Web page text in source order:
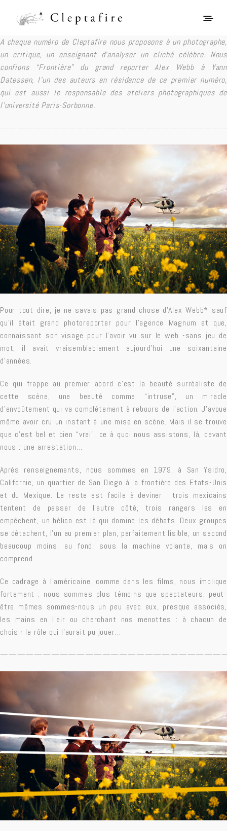
A chaque numéro de Cleptafire nous proposons à un photographe,
un critique, un enseignant d’analyser un cliché célèbre. Nous
confions “Frontière” du grand reporter Alex Webb à Yann
Datessen, l’un des auteurs en résidence de ce premier numéro,
qui est aussi le responsable des ateliers photographiques de
l’université Paris-Sorbonne.
Pour tout dire, je ne savais pas grand chose d’Alex Webb* sauf
qu’il était grand photoreporter pour l’agence Magnum et que,
connaissant son visage pour l’avoir vu sur le web -sans jeu de
mot, il avait vraisemblablement aujourd’hui une soixantaine
d’années.
Ce qui frappe au premier abord c’est la beauté surréaliste de
cette scène, une beauté comme “intruse”, un miracle
d’envoûtement qui va complètement à rebours de l’action. J’avoue
même avoir cru un instant à une mise en scène. Mais il se trouve
que c’est bel et bien “vrai”, ce à quoi nous assistons, là, devant
nous : une arrestation…
Après renseignements, nous sommes en 1979, à San Ysidro,
Californie, un quartier de San Diego à la frontière des Etats-Unis
et du Mexique. Le reste est facile à deviner : trois mexicains
tentent de passer de l’autre côté, trois rangers les en
empêchent, un hélico est là qui domine les débats. Deux groupes
se détachent, l’un au premier plan, parfaitement lisible, un second
beaucoup moins, au fond, sous la machine volante, mais on
comprend…
Ce cadrage à l’américaine, comme dans les films, nous implique
fortement : nous sommes plus témoins que spectateurs, peut-
être mêmes sommes-nous un peu avec eux, presque associés,
les mains en l’air ou cherchant nos menottes : à chacun de
choisir le rôle qui l’aurait pu jouer…